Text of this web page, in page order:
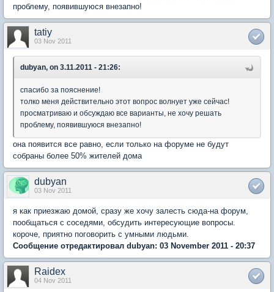
проблему, появившуюся внезапно!
tatiy
03 Nov 2011
dubyan, on 3.11.2011 - 21:26:
спасибо за пояснение!
толко меня действительно этот вопрос волнует уже сейчас!
просматриваю и обсуждаю все варианты, не хочу решать
проблему, появившуюся внезапно!
она появится все равно, если только на форуме не будут
собраны более 50% жителей дома
dubyan
03 Nov 2011
я как приезжаю домой, сразу же хочу залесть сюда-на форум,
пообщаться с соседями, обсудить интересующие вопросы.
короче, приятно поговорить с умными людьми.
Сообщение отредактировал dubyan: 03 November 2011 - 20:37
Raidex
04 Nov 2011